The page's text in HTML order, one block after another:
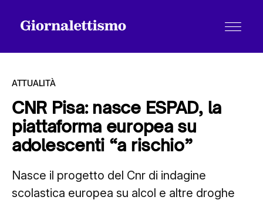
Tutti gli articoli
Chi siamo
ATTUALITÀ
CNR Pisa: nasce ESPAD, la
piattaforma europea su
adolescenti “a rischio”
Nasce il progetto del Cnr di indagine
scolastica europea su alcol e altre droghe